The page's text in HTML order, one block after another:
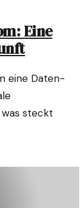
Eine
eine Daten-
steckt